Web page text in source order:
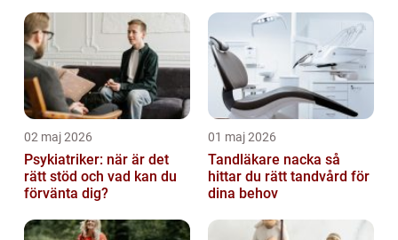
02 maj 2026
Psykiatriker: när är det
rätt stöd och vad kan du
förvänta dig?
01 maj 2026
Tandläkare nacka så
hittar du rätt tandvård för
dina behov